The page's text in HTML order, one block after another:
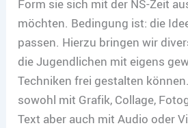
Form sie sich mit der NS-Zeit
möchten. Bedingung ist: die
passen. Hierzu bringen wir
die Jugendlichen mit eigens
Techniken frei gestalten
sowohl mit Grafik, Collage,
Text aber auch mit Audio oder